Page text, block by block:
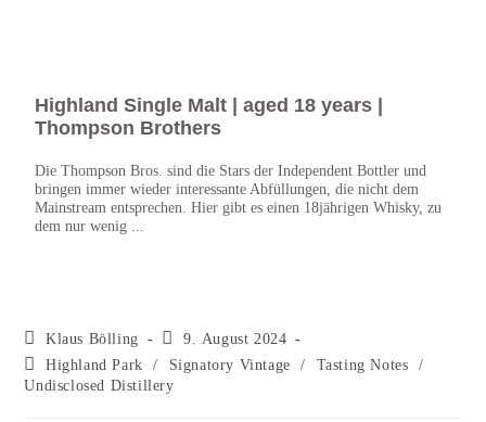
Highland Single Malt | aged 18 years |
Thompson Brothers
Die Thompson Bros. sind die Stars der Independent Bottler und
bringen immer wieder interessante Abfüllungen, die nicht dem
Mainstream entsprechen. Hier gibt es einen 18jährigen Whisky, zu
dem nur wenig ...
Klaus Bölling
9. August 2024
Highland Park
/ Signatory Vintage / Tasting Notes
/
Undisclosed Distillery